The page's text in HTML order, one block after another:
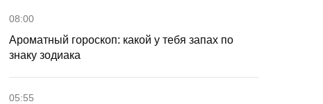
08:00
Ароматный гороскоп: какой у тебя запах по
знаку зодиака
05:55